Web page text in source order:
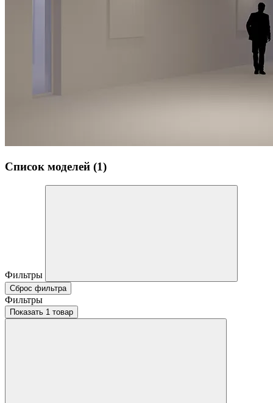
Список моделей (1)
Фильтры
Сброс фильтра
Фильтры
Показать 1 товар